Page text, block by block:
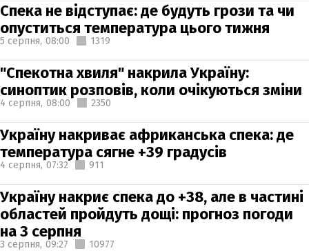
Спека не відступає: де будуть грози та чи
опуститься температура цього тижня
5 серпня, 08:00 1319
"Спекотна хвиля" накрила Україну:
синоптик розповів, коли очікуються зміни
4 серпня, 08:00 2350
Україну накриває африканська спека: де
температура сягне +39 градусів
4 серпня, 07:32 911
Україну накриє спека до +38, але в частині
областей пройдуть дощі: прогноз погоди
на 3 серпня
3 серпня, 09:27 10977